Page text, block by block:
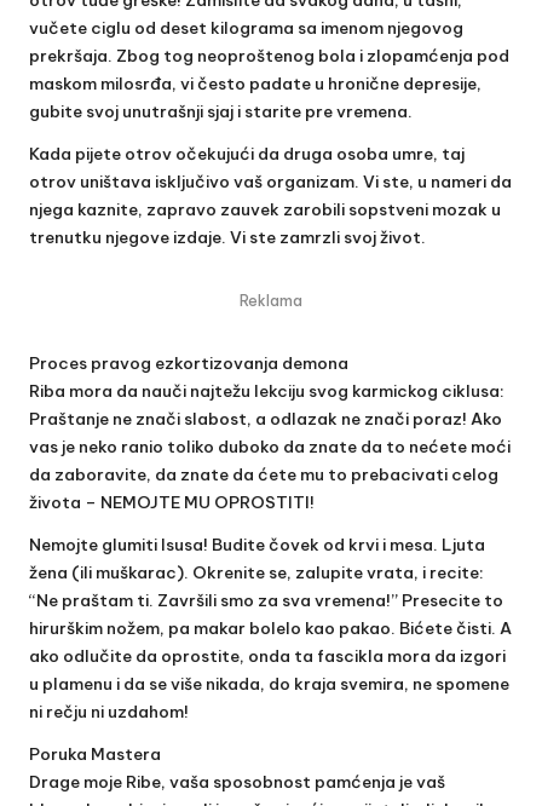
vučete ciglu od deset kilograma sa imenom njegovog
prekršaja. Zbog tog neoproštenog bola i zlopamćenja pod
maskom milosrđa, vi često padate u hronične depresije,
gubite svoj unutrašnji sjaj i starite pre vremena.
Kada pijete otrov očekujući da druga osoba umre, taj
otrov uništava isključivo vaš organizam. Vi ste, u nameri da
njega kaznite, zapravo zauvek zarobili sopstveni mozak u
trenutku njegove izdaje. Vi ste zamrzli svoj život.
Reklama
Proces pravog ezkortizovanja demona
Riba mora da nauči najtežu lekciju svog karmickog ciklusa:
Praštanje ne znači slabost, a odlazak ne znači poraz! Ako
vas je neko ranio toliko duboko da znate da to nećete moći
da zaboravite, da znate da ćete mu to prebacivati celog
života – NEMOJTE MU OPROSTITI!
Nemojte glumiti Isusa! Budite čovek od krvi i mesa. Ljuta
žena (ili muškarac). Okrenite se, zalupite vrata, i recite:
“Ne praštam ti. Završili smo za sva vremena!” Presecite to
hirurškim nožem, pa makar bolelo kao pakao. Bićete čisti. A
ako odlučite da oprostite, onda ta fascikla mora da izgori
u plamenu i da se više nikada, do kraja svemira, ne spomene
ni rečju ni uzdahom!
Poruka Mastera
Drage moje Ribe, vaša sposobnost pamćenja je vaš